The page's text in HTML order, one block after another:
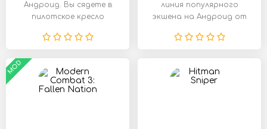
Андроид. Вы сядете в
пилотское кресло
линия популярного
экшена на Андроид от
MOD